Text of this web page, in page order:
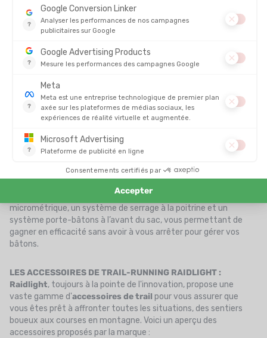
LES SACS DE TRAIL RAIDLIGHT :
Depuis 20 ans,Raidlightdéveloppe dessacs emblématiques
Made in France, pour les courses d'aventure de plusieurs jours,
environnements hostiles et conçus pour être portés pendant
des heures, ces sacs de trail sont parfaits pour les courses à
particulier, est idéal pour ces défis.
Ultra performants, ultra légers et ultra compacts, lessacs à
dos de la gamme Ultralight Made in France sont polyvalents
et adaptés à toutes les situations. Astucieux et innovants, ces
sacs d'hydratationoffrent une grande capacité de stockage
et sont dotés de fonctionnalités ingénieuses pour faciliter vos
sacs de la gamme Responsiv, disponibles en 6L, 12L ou 18L,
caractéristiques essentielles : un système de serrage par boucle
micrométrique, un système de serrage à la poitrine et un
système porte-bâtons à l’avant du sac, vous permettant de
gagner en efficacité sans avoir à vous arrêter pour gérer vos
bâtons.
LES ACCESSOIRES DE TRAIL-RUNNING RAIDLIGHT :
Raidlight, toujours à la pointe de l'innovation, propose une
vaste gamme d'accessoires de trail pour vous assurer que
vous êtes prêt à affronter toutes les situations, des sentiers
boueux aux courses en montagne. Voici un aperçu des
accessoires proposés par la marque :